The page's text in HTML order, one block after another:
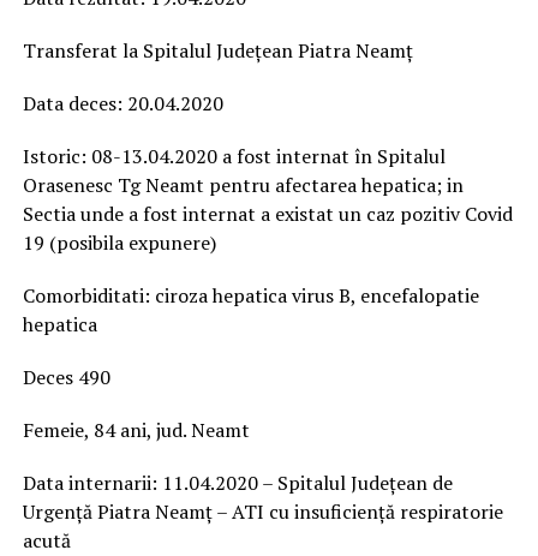
Transferat la Spitalul Județean Piatra Neamț
Data deces: 20.04.2020
Istoric: 08-13.04.2020 a fost internat în Spitalul
Orasenesc Tg Neamt pentru afectarea hepatica; in
Sectia unde a fost internat a existat un caz pozitiv Covid
19 (posibila expunere)
Comorbiditati: ciroza hepatica virus B, encefalopatie
hepatica
Deces 490
Femeie, 84 ani, jud. Neamt
Data internarii: 11.04.2020 – Spitalul Județean de
Urgență Piatra Neamț – ATI cu insuficiență respiratorie
acută